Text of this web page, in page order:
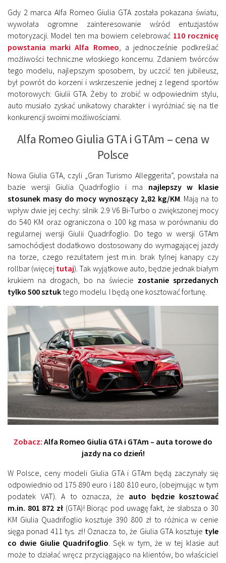
Gdy 2 marca Alfa Romeo Giulia GTA została pokazana światu,
wywołała ogromne zainteresowanie wśród entuzjastów
motoryzacji. Model ten ma bowiem celebrować 110 rocznicę
powstania marki Alfa Romeo , a jednocześnie podkreślać
możliwości techniczne włoskiego koncernu. Zdaniem twórców
tego modelu, najlepszym sposobem, by uczcić ten jubileusz,
był powrót do korzeni i wskrzeszenie jednej z legend sportów
motorowych: Giulii GTA. Żeby to zrobić w odpowiednim stylu,
auto musiało zyskać unikatowy charakter i wyróżniać się na tle
konkurencji swoimi możliwościami.
Alfa Romeo Giulia GTA i GTAm – cena w
Polsce
Nowa Giulia GTA, czyli „Gran Turismo Alleggerita”, powstała na
bazie wersji Giulia Quadrifoglio i ma najlepszy w klasie
stosunek masy do mocy wynoszący 2,82 kg/KM . Mają na to
wpływ dwie jej cechy: silnik 2.9 V6 Bi-Turbo o zwiększonej mocy
do 540 KM oraz ograniczona o 100 kg masa w porównaniu do
regularnej wersji Giulii Quadrifoglio. Do tego w wersji GTAm
samochódjest dodatkowo dostosowany do wymagającej jazdy
na torze, czego rezultatem jest m.in. brak tylnej kanapy czy
rollbar (więcej tutaj). Tak wyjątkowe auto, będzie jednak białym
krukiem na drogach, bo na świecie zostanie sprzedanych
tylko 500 sztuk tego modelu. I będą one kosztować fortunę.
Zobacz: Alfa Romeo Giulia GTA i GTAm – auta torowe do
jazdy na co dzień!
W Polsce, ceny modeli Giulia GTA i GTAm będą zaczynały się
odpowiednio od 175 890 euro i 180 810 euro, (obejmując w tym
podatek VAT). A to oznacza, że auto będzie kosztować
m.in. 801 872 zł (GTA)! Biorąc pod uwagę fakt, że słabsza o 30
KM Giulia Quadrifoglio kosztuje 390 800 zł to różnica w cenie
sięga ponad 411 tys. zł! Oznacza to, że Giulia GTA kosztuje tyle
co dwie Giulie Quadrifoglio. Sęk w tym, że w tej klasie aut
może to działać wręcz przyciągająco na klientów, bo właściciel